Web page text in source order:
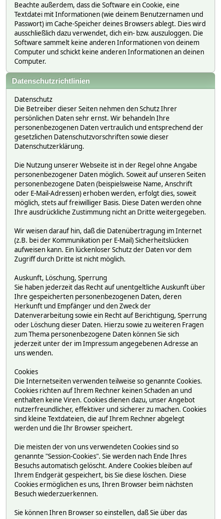
Beachte außerdem, dass die Software ein Cookie, eine
Textdatei mit Informationen (wie deinem Benutzernamen und
Passwort) im Cache-Speicher deines Browsers ablegt. Dies wird
ausschließlich dazu verwendet, dich ein- bzw. auszuloggen. Die
Software sammelt keine anderen Informationen von deinem
Computer und schickt keine anderen Informationen an deinen
Computer.
Datenschutzrichtlinien
Datenschutz
Die Betreiber dieser Seiten nehmen den Schutz Ihrer
persönlichen Daten sehr ernst. Wir behandeln Ihre
personenbezogenen Daten vertraulich und entsprechend der
gesetzlichen Datenschutzvorschriften sowie dieser
Datenschutzerklärung.
Die Nutzung unserer Webseite ist in der Regel ohne Angabe
personenbezogener Daten möglich. Soweit auf unseren Seiten
personenbezogene Daten (beispielsweise Name, Anschrift
oder E-Mail-Adressen) erhoben werden, erfolgt dies, soweit
möglich, stets auf freiwilliger Basis. Diese Daten werden ohne
Ihre ausdrückliche Zustimmung nicht an Dritte weitergegeben.
Wir weisen darauf hin, daß die Datenübertragung im Internet
(z.B. bei der Kommunikation per E-Mail) Sicherheitslücken
aufweisen kann. Ein lückenloser Schutz der Daten vor dem
Zugriff durch Dritte ist nicht möglich.
Auskunft, Löschung, Sperrung
Sie haben jederzeit das Recht auf unentgeltliche Auskunft über
Ihre gespeicherten personenbezogenen Daten, deren
Herkunft und Empfänger und den Zweck der
Datenverarbeitung sowie ein Recht auf Berichtigung, Sperrung
oder Löschung dieser Daten. Hierzu sowie zu weiteren Fragen
zum Thema personenbezogene Daten können Sie sich
jederzeit unter der im Impressum angegebenen Adresse an
uns wenden.
Cookies
Die Internetseiten verwenden teilweise so genannte Cookies.
Cookies richten auf Ihrem Rechner keinen Schaden an und
enthalten keine Viren. Cookies dienen dazu, unser Angebot
nutzerfreundlicher, effektiver und sicherer zu machen. Cookies
sind kleine Textdateien, die auf Ihrem Rechner abgelegt
werden und die Ihr Browser speichert.
Die meisten der von uns verwendeten Cookies sind so
genannte "Session-Cookies". Sie werden nach Ende Ihres
Besuchs automatisch gelöscht. Andere Cookies bleiben auf
Ihrem Endgerät gespeichert, bis Sie diese löschen. Diese
Cookies ermöglichen es uns, Ihren Browser beim nächsten
Besuch wiederzuerkennen.
Sie können Ihren Browser so einstellen, daß Sie über das